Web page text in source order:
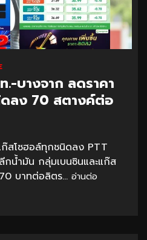
.-บางจาก ลดราคา
ลง 70 สตางค์ต่อ
สโซฮอล์ทุกชนิดลง PTT
น้ำมัน กลุ่มเบนซินและแก๊ส
บาทต่อลิตร... อ่านต่อ